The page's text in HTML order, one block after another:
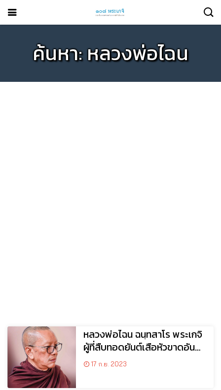
ค้นหา: หลวงพ่อไฉน
หลวงพ่อไฉน ฉนฺทสาโร พระเกจิ
ผู้ที่สืบทอดยันต์เสือหัวขาดอัน
โด่งดัง
17 ก.ย. 2023